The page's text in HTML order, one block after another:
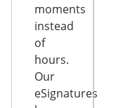
moments
instead
of
hours.
Our
eSignatures